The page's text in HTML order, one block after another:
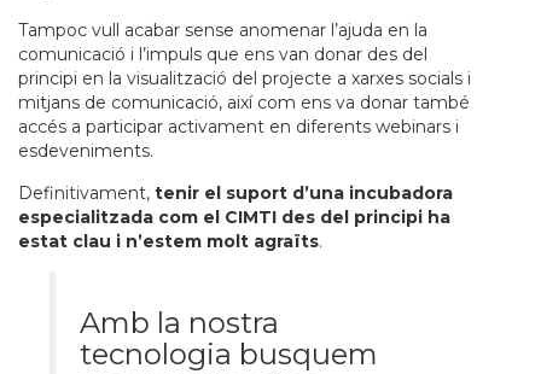
Tampoc vull acabar sense anomenar l’ajuda en la
comunicació i l’impuls que ens van donar des del
principi en la visualització del projecte a xarxes socials i
mitjans de comunicació, així com ens va donar també
accés a participar activament en diferents webinars i
esdeveniments.
Definitivament, tenir el suport d’una incubadora
especialitzada com el CIMTI des del principi ha
estat clau i n’estem molt agraïts.
Amb la nostra
tecnologia busquem